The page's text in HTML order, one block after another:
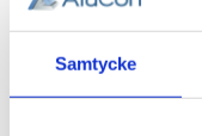
Samtycke